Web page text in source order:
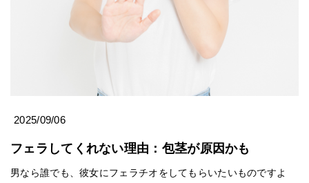
2025/09/06
フェラしてくれない理由：包茎が原因かも
男なら誰でも、彼女にフェラチオをしてもらいたいものですよ